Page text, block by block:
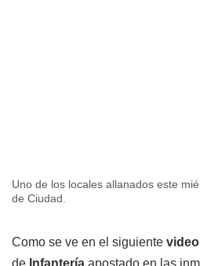
Uno de los locales allanados este
de Ciudad.
Como se ve en el siguiente video
de Infantería apostado en las